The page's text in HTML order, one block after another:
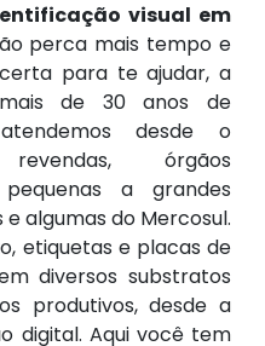
visual em
perca mais tempo e
para te ajudar, a
de 30 anos de
desde o
órgãos
a grandes
algumas do Mercosul.
etiquetas e placas de
diversos substratos
produtivos, desde a
digital. Aqui você tem